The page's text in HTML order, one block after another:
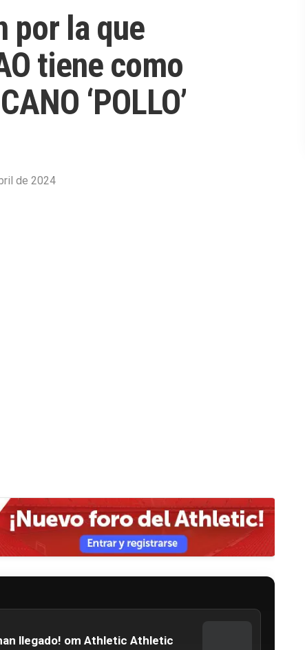
por la que
tiene como
‘POLLO’
de 2024
llegado! om Athletic Athletic